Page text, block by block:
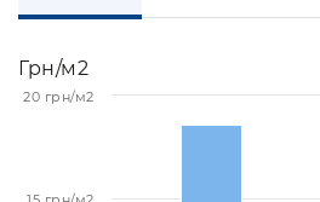
Грн/м2
20 грн/м2